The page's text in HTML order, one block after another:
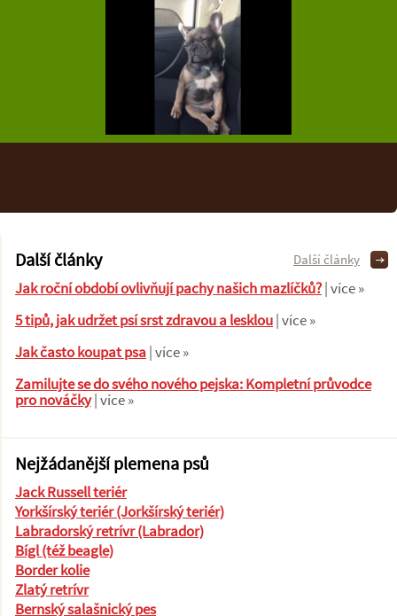
Další články
Jak roční období ovlivňují pachy našich mazlíčků?| více »
5 tipů, jak udržet psí srst zdravou a lesklou| více »
Jak často koupat psa| více »
Zamilujte se do svého nového pejska: Kompletní průvodce
pro nováčky| více »
Další články
Nejžádanější plemena psů
Jack Russell teriér
Yorkšírský teriér (Jorkšírský teriér)
Labradorský retrívr (Labrador)
Bígl (též beagle)
Border kolie
Zlatý retrívr
Bernský salašnický pes